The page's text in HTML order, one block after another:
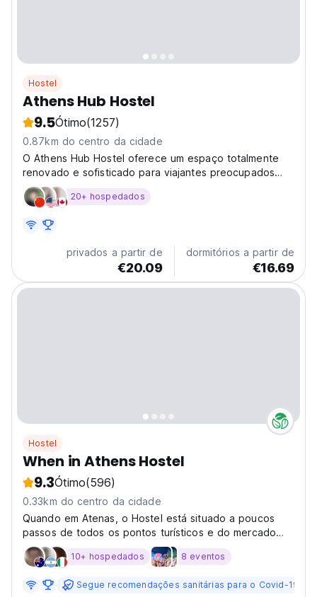
Hostel
Athens Hub Hostel
9.5Ótimo(1257)
0.87km do centro da cidade
O Athens Hub Hostel oferece um espaço totalmente
renovado e sofisticado para viajantes preocupados
com o orçamento explorarem a atmosfera de Atenas e
fazerem conexões com outros mochileiros.
20+ hospedados
privados a partir de
€20.09
dormitórios a partir de
€16.69
Hostel
When in Athens Hostel
9.3Ótimo(596)
0.33km do centro da cidade
Quando em Atenas, o Hostel está situado a poucos
passos de todos os pontos turísticos e do mercado
central, mas ainda não é turístico, dando aos hóspedes
a oportunidade de viver como os habitantes locais.
10+ hospedados 8 eventos
Segue recomendações sanitárias para o Covid-19